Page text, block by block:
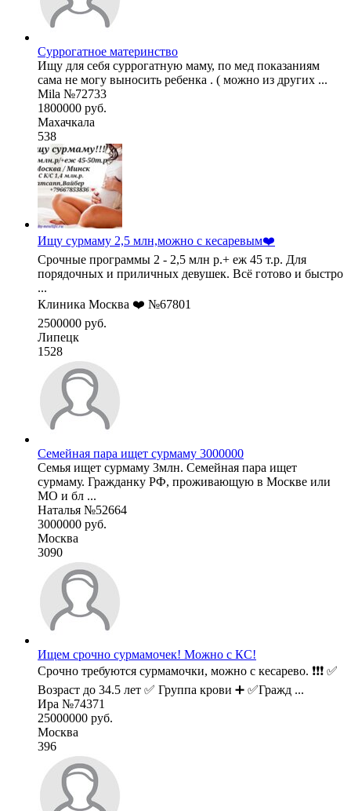
Суррогатное материнство
Ищу для себя суррогатную маму, по мед показаниям
сама не могу выносить ребенка . ( можно из других ...
Mila №72733
1800000 руб.
Махачкала
538
Ищу сурмаму 2,5 млн,можно с кесаревым❤️
Срочные программы 2 - 2,5 млн р.+ еж 45 т.р. Для
порядочных и приличных девушек. Всё готово и быстро
...
Клиника Москва ❤️ №67801
2500000 руб.
Липецк
1528
Семейная пара ищет сурмаму 3000000
Семья ищет сурмаму 3млн. Семейная пара ищет
сурмаму. Гражданку РФ, проживающую в Москве или
МО и бл ...
Наталья №52664
3000000 руб.
Москва
3090
Ищем срочно сурмамочек! Можно с КС!
Срочно требуются сурмамочки, можно с кесарево. ❗❗❗ ✅
Возраст до 34.5 лет ✅ Группа крови ➕ ✅Гражд ...
Ира №74371
25000000 руб.
Москва
396